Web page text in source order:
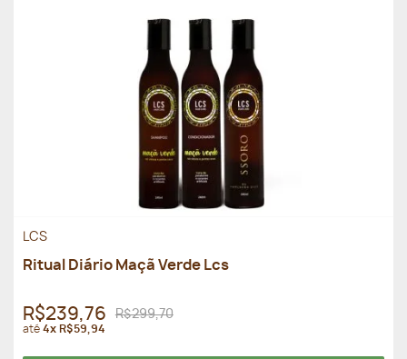
LCS
Ritual Diário Maçã Verde Lcs
R$239,76 R$299,70
até4x R$59,94